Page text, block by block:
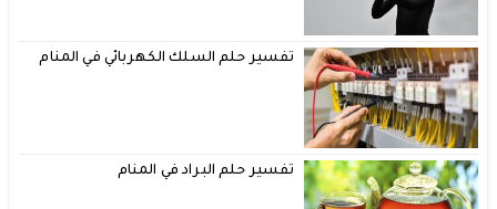
تفسير حلم السلك الكهربائي في المنام
تفسير حلم البراد في المنام